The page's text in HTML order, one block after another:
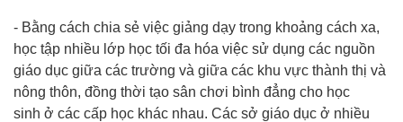
- Bằng cách chia sẻ việc giảng dạy trong khoảng cách xa,
học tập nhiều lớp học tối đa hóa việc sử dụng các nguồn
giáo dục giữa các trường và giữa các khu vực thành thị và
nông thôn, đồng thời tạo sân chơi bình đẳng cho học
sinh ở các cấp học khác nhau. Các sở giáo dục ở nhiều